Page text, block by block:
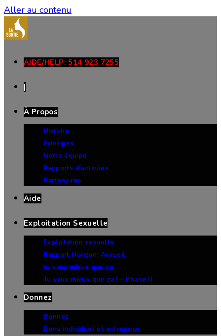
Aller au contenu
AIDE/HELP: 514 923 7255
|
À Propos
Histoire
Principes
Notre équipe
Rapports d’activités
Partenaires
Aide
Exploitation Sexuelle
Exploitation sexuelle
Rapport Horizon: Accueil
tu vaux mieux que ça
Tu vaux mieux que ça ! – Phase II
Donnez
Donnez
Dons individuel et entreprise